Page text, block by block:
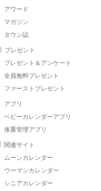
アワード
マガジン
タウン誌
プレゼント
プレゼント＆アンケート
全員無料プレゼント
ファーストプレゼント
アプリ
ベビーカレンダーアプリ
体重管理アプリ
関連サイト
ムーンカレンダー
ウーマンカレンダー
シニアカレンダー